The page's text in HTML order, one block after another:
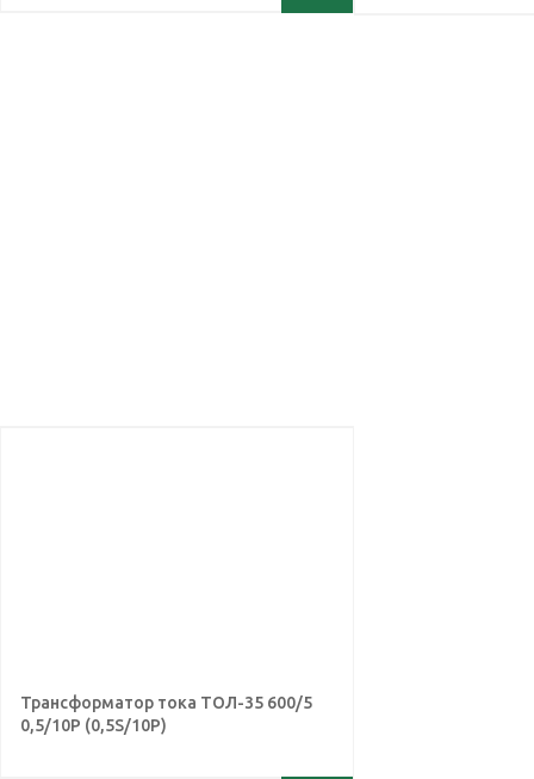
Трансформатор тока ТОЛ-35 600/5
0,5/10Р (0,5S/10Р)